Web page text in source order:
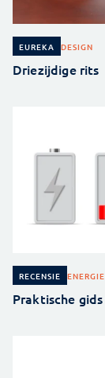
EUREKA DESIGN
Driezijdige rits
RECENSIE ENERGIE
Praktische